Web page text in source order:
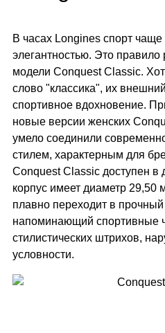
В часах Longines спорт чаще
элегантностью. Это правило
модели Conquest Classic.
слово "классика", их
спортивное вдохновение.
новые версии женских
умело соединили
стилем, характерным для
Conquest Classic доступен в
корпус имеет диаметр 29,50
плавно переходит в прочный
напоминающий спортивные
стилистических штрихов,
условности.